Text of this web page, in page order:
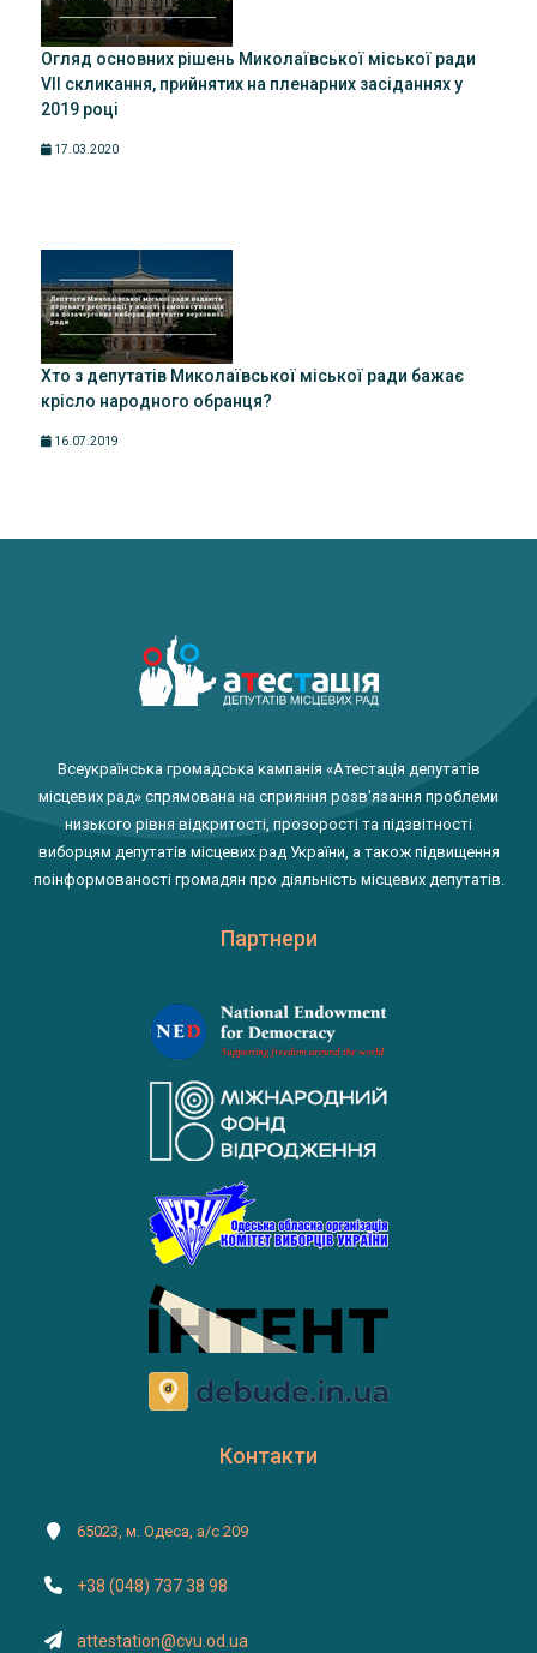
Огляд основних рішень Миколаївської міської ради
VII скликання, прийнятих на пленарних засіданнях у
2019 році
17.03.2020
Хто з депутатів Миколаївської міської ради бажає
крісло народного обранця?
16.07.2019
Всеукраїнська громадська кампанія «Атестація депутатів
місцевих рад» спрямована на сприяння розв'язання проблеми
низького рівня відкритості, прозорості та підзвітності
виборцям депутатів місцевих рад України, а також підвищення
поінформованості громадян про діяльність місцевих депутатів.
Партнери
Контакти
65023, м. Одеса, а/с 209
+38 (048) 737 38 98
attestation@cvu.od.ua